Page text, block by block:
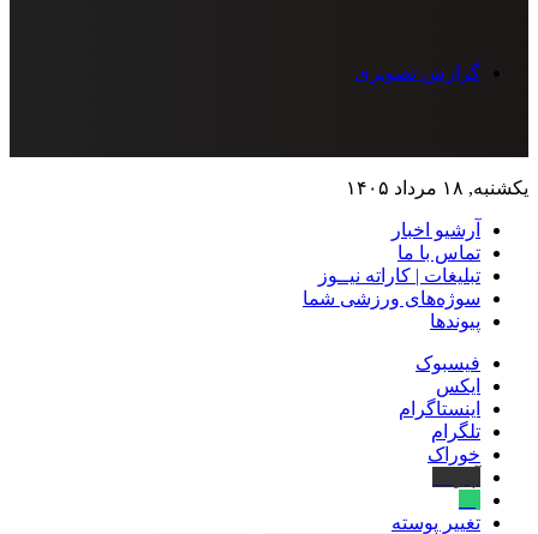
گزارش تصویری
یکشنبه, ۱۸ مرداد ۱۴۰۵
آرشیو اخبار
تماس‌ با‌ ما
تبلیغات | کاراته نیــوز
سوژه‌های ورزشی شما
پیوندها
فیسبوک
ایکس
اینستاگرام
تلگرام
خوراک
تغییر پوسته